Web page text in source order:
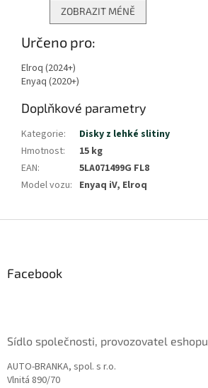
ZOBRAZIT MÉNĚ
Určeno pro:
Elroq (2024+)
Enyaq (2020+)
Doplňkové parametry
Kategorie:
Disky z lehké slitiny
Hmotnost:
15 kg
EAN:
5LA071499G FL8
Model vozu: Enyaq iV, Elroq
Facebook
Sídlo společnosti, provozovatel eshopu
AUTO-BRANKA, spol. s r.o.
Vlnitá 890/70